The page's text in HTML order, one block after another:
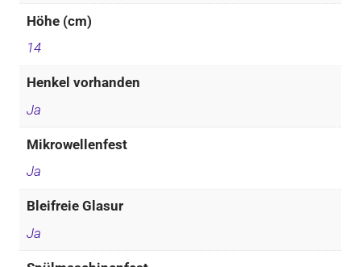
Höhe (cm)
14
Henkel vorhanden
Ja
Mikrowellenfest
Ja
Bleifreie Glasur
Ja